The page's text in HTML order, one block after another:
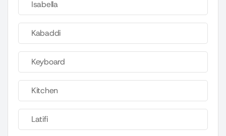
Isabella
Kabaddi
Keyboard
Kitchen
Latifi